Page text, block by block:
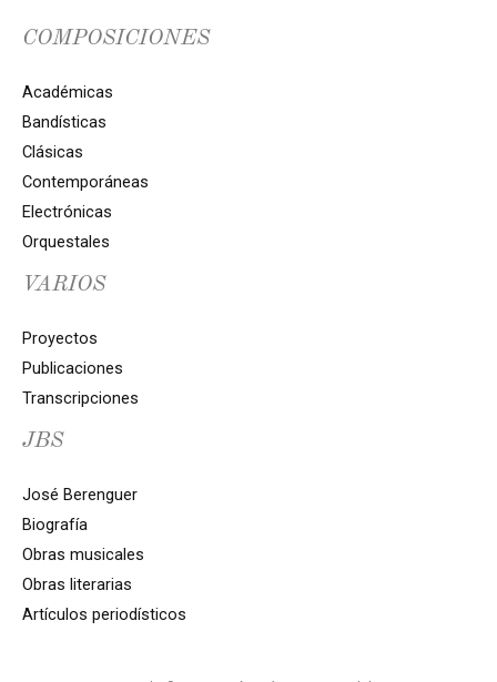
COMPOSICIONES
Académicas
Bandísticas
Clásicas
Contemporáneas
Electrónicas
Orquestales
VARIOS
Proyectos
Publicaciones
Transcripciones
JBS
José Berenguer
Biografía
Obras musicales
Obras literarias
Artículos periodísticos